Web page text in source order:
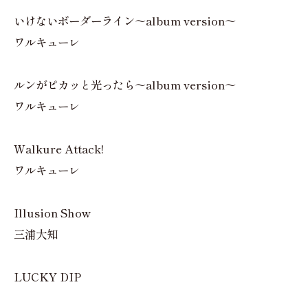
いけないボーダーライン～album version～
ワルキューレ
ルンがピカッと光ったら～album version～
ワルキューレ
Walkure Attack!
ワルキューレ
Illusion Show
三浦大知
LUCKY DIP